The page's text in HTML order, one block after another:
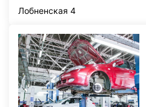
Лобненская 4